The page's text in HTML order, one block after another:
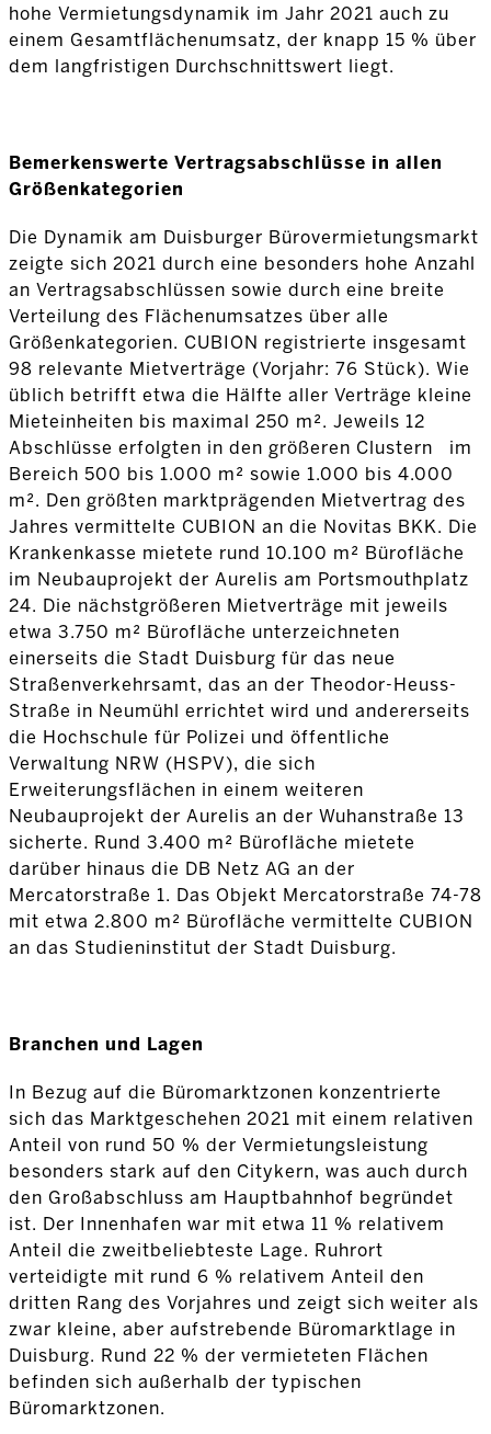
hohe Vermietungsdynamik im Jahr 2021 auch zu
einem Gesamtflächenumsatz, der knapp 15 % über
dem langfristigen Durchschnittswert liegt.
Bemerkenswerte Vertragsabschlüsse in allen
Größenkategorien
Die Dynamik am Duisburger Bürovermietungsmarkt
zeigte sich 2021 durch eine besonders hohe Anzahl
an Vertragsabschlüssen sowie durch eine breite
Verteilung des Flächenumsatzes über alle
Größenkategorien. CUBION registrierte insgesamt
98 relevante Mietverträge (Vorjahr: 76 Stück). Wie
üblich betrifft etwa die Hälfte aller Verträge kleine
Mieteinheiten bis maximal 250 m². Jeweils 12
Abschlüsse erfolgten in den größeren Clustern im
Bereich 500 bis 1.000 m² sowie 1.000 bis 4.000
m². Den größten marktprägenden Mietvertrag des
Jahres vermittelte CUBION an die Novitas BKK. Die
Krankenkasse mietete rund 10.100 m² Bürofläche
im Neubauprojekt der Aurelis am Portsmouthplatz
24. Die nächstgrößeren Mietverträge mit jeweils
etwa 3.750 m² Bürofläche unterzeichneten
einerseits die Stadt Duisburg für das neue
Straßenverkehrsamt, das an der Theodor-Heuss-
Straße in Neumühl errichtet wird und andererseits
die Hochschule für Polizei und öffentliche
Verwaltung NRW (HSPV), die sich
Erweiterungsflächen in einem weiteren
Neubauprojekt der Aurelis an der Wuhanstraße 13
sicherte. Rund 3.400 m² Bürofläche mietete
darüber hinaus die DB Netz AG an der
Mercatorstraße 1. Das Objekt Mercatorstraße 74-78
mit etwa 2.800 m² Bürofläche vermittelte CUBION
an das Studieninstitut der Stadt Duisburg.
Branchen und Lagen
In Bezug auf die Büromarktzonen konzentrierte
sich das Marktgeschehen 2021 mit einem relativen
Anteil von rund 50 % der Vermietungsleistung
besonders stark auf den Citykern, was auch durch
den Großabschluss am Hauptbahnhof begründet
ist. Der Innenhafen war mit etwa 11 % relativem
Anteil die zweitbeliebteste Lage. Ruhrort
verteidigte mit rund 6 % relativem Anteil den
dritten Rang des Vorjahres und zeigt sich weiter als
zwar kleine, aber aufstrebende Büromarktlage in
Duisburg. Rund 22 % der vermieteten Flächen
befinden sich außerhalb der typischen
Büromarktzonen.